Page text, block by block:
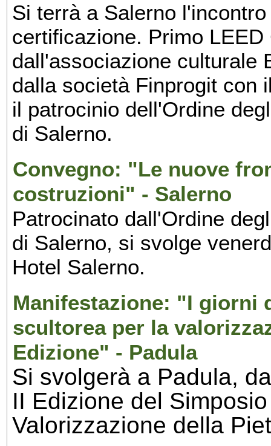
Si terrà a Salerno
certificazione. Primo
dall'associazione culturale
dalla società Finprogit con
il patrocinio dell'Ordine
di Salerno.
Convegno: "Le nuove
costruzioni" - Salerno
Patrocinato dall'Ordine
di Salerno, si svolge
Hotel Salerno.
Manifestazione: "I giorni
scultorea per la
Edizione" - Padula
Si svolgerà a Padula,
II Edizione del
Valorizzazione della